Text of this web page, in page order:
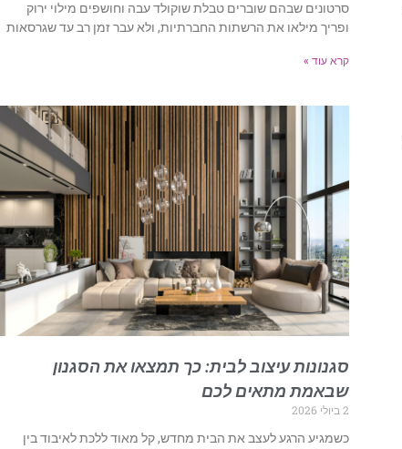
סרטונים שבהם שוברים טבלת שוקולד עבה וחושפים מילוי ירוק
ופריך מילאו את הרשתות החברתיות, ולא עבר זמן רב עד שגרסאות
קרא עוד »
סגנונות עיצוב לבית: כך תמצאו את הסגנון
שבאמת מתאים לכם
2 ביולי 2026
כשמגיע הרגע לעצב את הבית מחדש, קל מאוד ללכת לאיבוד בין